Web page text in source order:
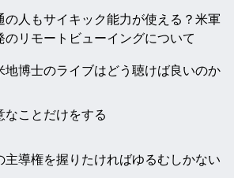
の人もサイキック能力が使える？米軍
のリモートビューイングについて
地博士のライブはどう聴けば良いのか
なことだけをする
主導権を握りたければゆるむしかない